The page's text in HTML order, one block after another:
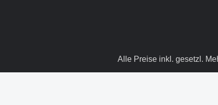
Alle Preise inkl. gesetzl.